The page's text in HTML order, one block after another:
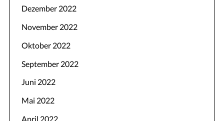
Dezember 2022
November 2022
Oktober 2022
September 2022
Juni 2022
Mai 2022
April 2022